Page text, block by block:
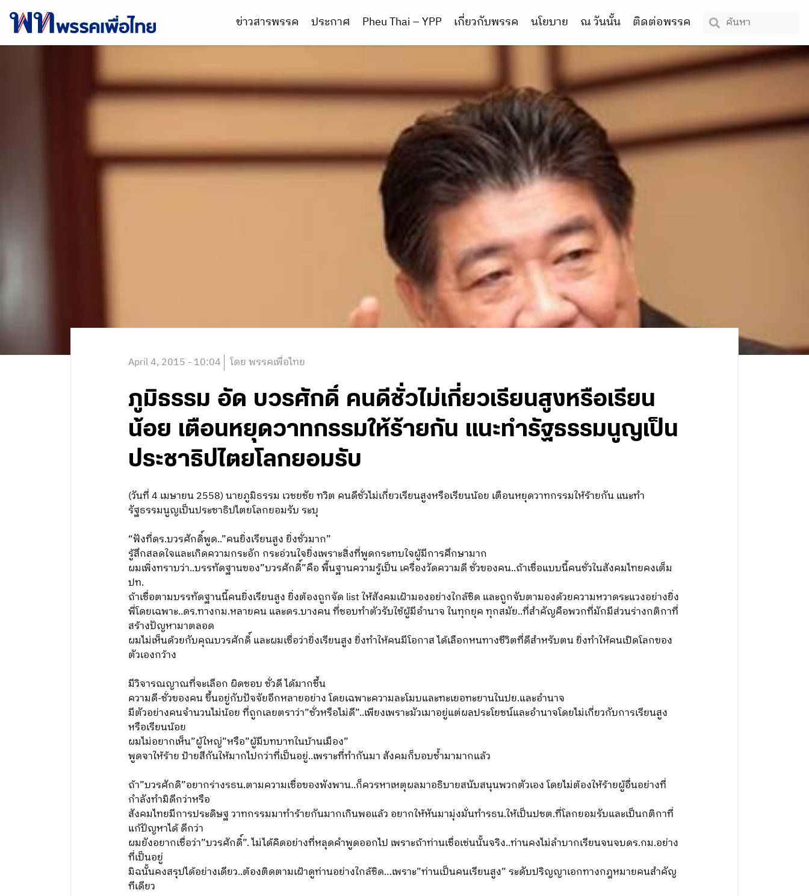
ข่าวสารพรรค ประกาศ Pheu Thai – YPP เกี่ยวกับพรรค นโยบาย ณ วันนั้น ติดต่อพรรค
April 4, 2015 - 10:04 โดย พรรคเพื่อไทย
ภูมิธรรม อัด บวรศักดิ์ คนดีชั่วไม่เกี่ยวเรียนสูงหรือเรียน
น้อย เตือนหยุดวาทกรรมให้ร้ายกัน แนะทำรัฐธรรมนูญเป็น
ประชาธิปไตยโลกยอมรับ
(วันที่ 4 เมษายน 2558) นายภูมิธรรม เวชยชัย ทวิต คนดีชั่วไม่เกี่ยวเรียนสูงหรือเรียนน้อย เตือนหยุดวาทกรรมให้ร้ายกัน แนะทำ
รัฐธรรมนูญเป็นประชาธิปไตยโลกยอมรับ ระบุ
“ฟังที่ดร.บวรศักดิ์พูด..”คนยิ่งเรียนสูง ยิ่งชั่วมาก”
รู้สึกสลดใจและเกิดความกระอัก กระอ่วนใจยิ่งเพราะสิ่งที่พูดกระทบใจผู้มีการศึกษามาก
ผมเพิ่งทราบว่า..บรรทัดฐานของ”บวรศักดิ์”คือ พื้นฐานความรู้เป็น เครื่องวัดความดี ชั่วของคน..ถ้าเชื่อแบบนี้คนชั่วในสังคมไทยคงเต็ม
ปท.
ถ้าเชื่อตามบรรทัดฐานนี้คนยิ่งเรียนสูง ยิ่งต้องถูกจัด list ให้สังคมเฝ้ามองอย่างใกล้ชิด และถูกจับตามองด้วยความหวาดระแวงอย่างยิ่ง
พี่โดยเฉพาะ..ดร.ทางกม.หลายคน และดร.บางคน ที่ชอบทำตัวรับใช้ผู้มีอำนาจ ในทุกยุค ทุกสมัย..ที่สำคัญคือพวกที่มักมีส่วนร่างกติกาที่
สร้างปัญหามาตลอด
ผมไม่เห็นด้วยกับคุณบวรศักดิ์ และผมเชื่อว่ายิ่งเรียนสูง ยิ่งทำให้คนมีโอกาส ได้เลือกหนทางชีวิตที่ดีสำหรับตน ยิ่งทำให้คนเปิดโลกของ
ตัวเองกว้าง
มีวิจารณญาณที่จะเลือก ผิดชอบ ชั่วดี ได้มากชึ้น
ความดี-ชั่วของคน ขึ้นอยู่กับปัจจัยอีกหลายอย่าง โดยเฉพาะความละโมบและทะเยอทะยานในปย.และอำนาจ
มีตัวอย่างคนจำนวนไม่น้อย ที่ถูกเลยตราว่า”ชั่วหรือไม่ดี”..เพียงเพราะมัวเมาอยู่แต่ผลประโยชน์และอำนาจโดยไม่เกี่ยวกับการเรียนสูง
หรือเรียนน้อย
ผมไม่อยากเห็น”ผู้ใหญ่”หรือ”ผู้มีบทบาทในบ้านเมือง”
พูดจาให้ร้าย ป้ายสีกันให้มากไปกว่าที่เป็นอยู่..เพราะที่ทำกันมา สังคมก็บอบช้ำมามากแล้ว
ถ้า”บวรศักดิ”อยากร่างรธน.ตามความเชื่อของพังพาน..ก็ควรหาเหตุผลมาอธิบายสนับสนุนพวกตัวเอง โดยไม่ต้องให้ร้ายผู้อื่นอย่างที่
กำลังทำมิดีกว่าหรือ
สังคมไทยมีการประดิษฐ วาทกรรมมาทำร้ายกันมากเกินพอแล้ว อยากให้หันมามุ่งมั่นทำรธน.ให้เป็นปชต.ที่โลกยอมรับและเป็นกติกาที่
แก้ปัญหาได้ ดีกว่า
ผมยังอยากเชื่อว่า”บวรศักดิ์”. ไม่ได้คิดอย่างที่หลุดคำพูดออกไป เพราะถ้าท่านเชื่อเช่นนั้นจริง..ท่านคงไม่ลำบากเรียนจนจบดร.กม.อย่าง
ที่เป็นอยู่
มิฉนั้นคงสรุปได้อย่างเดียว..ต้องติดตามเฝ้าดูท่านอย่างใกล้ชิด…เพราะ”ท่านเป็นคนเรียนสูง” ระดับปริญญาเอกทางกฎหมายคนสำคัญ
ทีเดียว